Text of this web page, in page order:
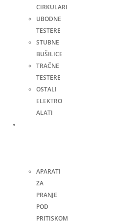
CIRKULARI
UBODNE
TESTERE
STUBNE
BUŠILICE
TRAČNE
TESTERE
OSTALI
ELEKTRO
ALATI
APARATI
ZA
PRANJE
POD
PRITISKOM